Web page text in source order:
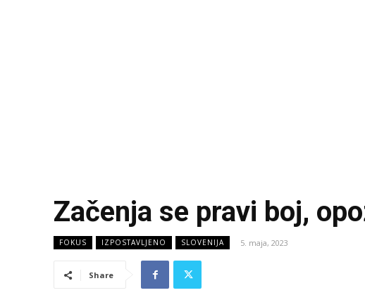
Začenja se pravi boj,
FOKUS IZPOSTAVLJENO SLOVENIJA 5. maja, 2023
Share